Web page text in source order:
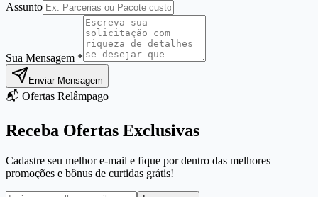
Assunto
Sua Mensagem *
Enviar Mensagem
📬 Ofertas Relâmpago
Receba Ofertas Exclusivas
Cadastre seu melhor e-mail e fique por dentro das melhores
promoções e bônus de curtidas grátis!